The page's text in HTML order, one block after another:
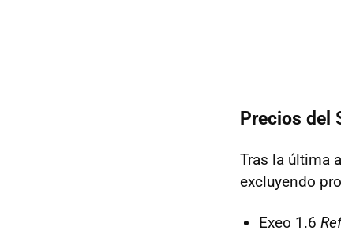
Precios del
Tras la última
excluyendo
Exeo 1.6